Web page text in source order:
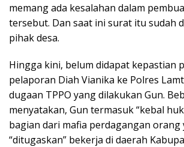
memang ada kesalahan dalam
tersebut. Dan saat ini surat itu sudah
pihak desa.
Hingga kini, belum didapat kepastian
pelaporan Diah Vianika ke Polres
dugaan TPPO yang dilakukan Gun.
menyatakan, Gun termasuk “kebal
bagian dari mafia perdagangan orang
“ditugaskan” bekerja di daerah